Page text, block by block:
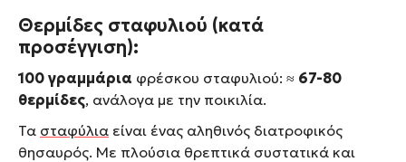
Θερμίδες σταφυλιού (κατά
προσέγγιση):
100 γραμμάρια φρέσκου σταφυλιού: ≈ 67-80
θερμίδες, ανάλογα με την ποικιλία.
Τα σταφύλια είναι ένας αληθινός διατροφικός
θησαυρός. Με πλούσια θρεπτικά συστατικά και